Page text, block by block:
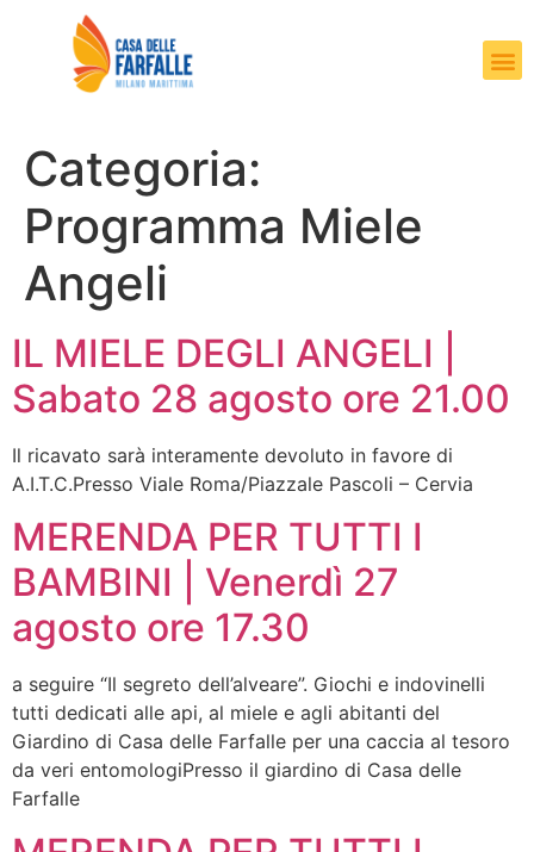
Categoria:
Programma Miele
Angeli
IL MIELE DEGLI ANGELI |
Sabato 28 agosto ore 21.00
Il ricavato sarà interamente devoluto in favore di
A.I.T.C.Presso Viale Roma/Piazzale Pascoli – Cervia
MERENDA PER TUTTI I
BAMBINI | Venerdì 27
agosto ore 17.30
a seguire “Il segreto dell’alveare”. Giochi e indovinelli
tutti dedicati alle api, al miele e agli abitanti del
Giardino di Casa delle Farfalle per una caccia al tesoro
da veri entomologiPresso il giardino di Casa delle
Farfalle